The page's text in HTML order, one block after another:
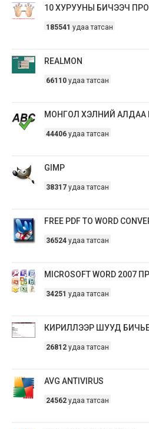
10 ХУРУУНЫ БИЧЭЭЧ
185541 удаа татсан
REALMON
66110 удаа татсан
МОНГОЛ ХЭЛНИЙ АЛДАА
44406 удаа татсан
GIMP
38317 удаа татсан
FREE PDF TO WORD
36524 удаа татсан
MICROSOFT WORD
34251 удаа татсан
КИРИЛЛЭЭР ШУУД
26812 удаа татсан
AVG ANTIVIRUS
24562 удаа татсан